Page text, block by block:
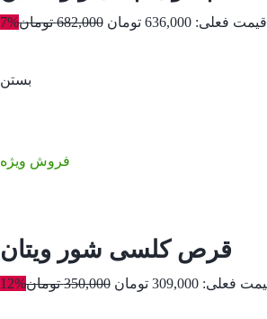
7% 682,000 تومان
بستن
فروش ویژه
قرص کلسی شور ویتان
12% 350,000 تومان